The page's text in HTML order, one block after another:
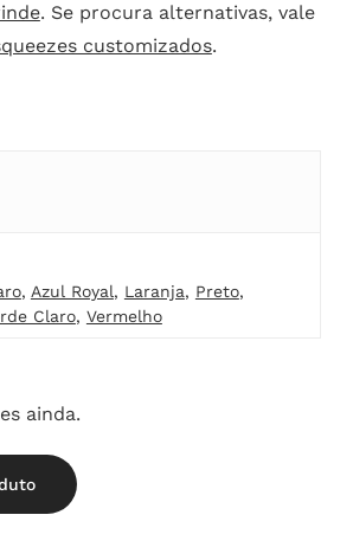
. Se procura alternativas, vale
customizados.
, Azul Royal, Laranja, Preto,
Claro, Vermelho
ainda.